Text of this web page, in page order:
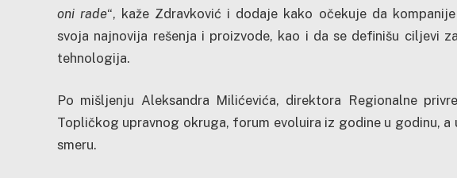
oni rade“, kaže Zdravković i dodaje kako očekuje da
svoja najnovija rešenja i proizvode, kao i da se definišu ciljevi
tehnologija.
Po mišljenju Aleksandra Milićevića, direktora Regionalne
Topličkog upravnog okruga, forum evoluira iz godine u godinu,
smeru.